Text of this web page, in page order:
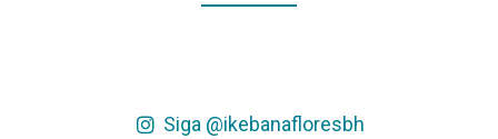
Siga @ikebanafloresbh